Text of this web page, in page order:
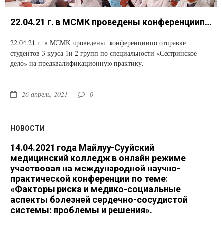
22.04.21 г. в МСМК проведены конференциипо отправке студентов 3 курса 1и 2 групп по специальности «Сестринское дело» на предквалификационную практику.
22.04.21 г. в МСМК проведены конференциипо отправке
студентов 3 курса 1и 2 групп по специальности «Сестринское
дело» на предквалификационную практику.
26 апрель, 2021 0
НОВОСТИ
14.04.2021 года Майлуу-Сууйский
медицинский колледж в онлайн режиме
участвовал на международной научно-
практической конференции по теме:
«Факторы риска и медико-социальные
аспекты болезней сердечно-сосудистой
системы: проблемы и решения».